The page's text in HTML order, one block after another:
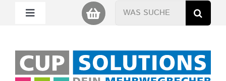
Toggle
Miet Cup
Suche
nach: